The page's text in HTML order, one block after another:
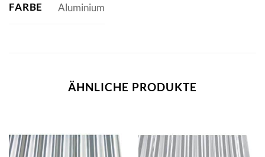
FARBE Aluminium
ÄHNLICHE PRODUKTE